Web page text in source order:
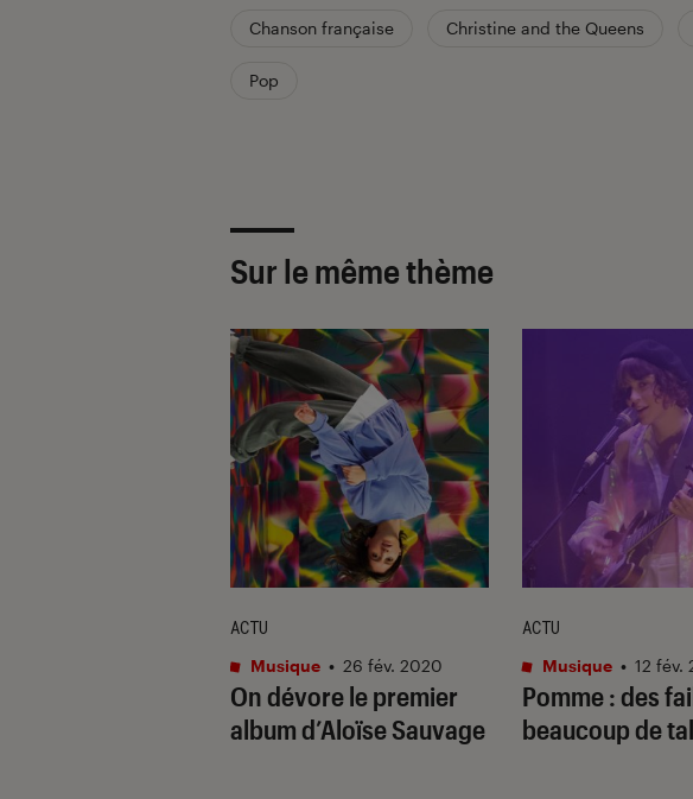
Chanson française Christine and the Queens
Pop
Sur le même thème
On dévore le premier
album d’Aloïse Sauvage
ACTU
Musique • 26 fév. 2020
Pomme : des
beaucoup de
ACTU
Musique • 12 fév.